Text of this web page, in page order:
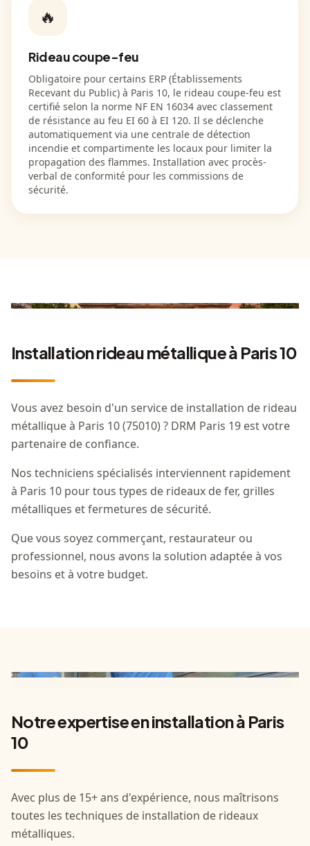
🔥
Rideau coupe-feu
Obligatoire pour certains ERP (Établissements
Recevant du Public) à Paris 10, le rideau coupe-feu est
certifié selon la norme NF EN 16034 avec classement
de résistance au feu EI 60 à EI 120. Il se déclenche
automatiquement via une centrale de détection
incendie et compartimente les locaux pour limiter la
propagation des flammes. Installation avec procès-
verbal de conformité pour les commissions de
sécurité.
Installation rideau métallique à Paris 10
Vous avez besoin d'un service de installation de rideau
métallique à Paris 10 (75010) ? DRM Paris 19 est votre
partenaire de confiance.
Nos techniciens spécialisés interviennent rapidement
à Paris 10 pour tous types de rideaux de fer, grilles
métalliques et fermetures de sécurité.
Que vous soyez commerçant, restaurateur ou
professionnel, nous avons la solution adaptée à vos
besoins et à votre budget.
Notre expertise en installation à Paris
10
Avec plus de 15+ ans d'expérience, nous maîtrisons
toutes les techniques de installation de rideaux
métalliques.